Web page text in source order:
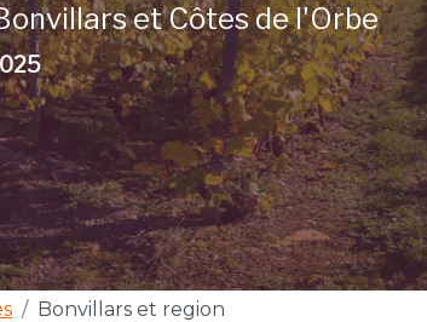
et Côtes de l'Orbe
Bonvillars et region